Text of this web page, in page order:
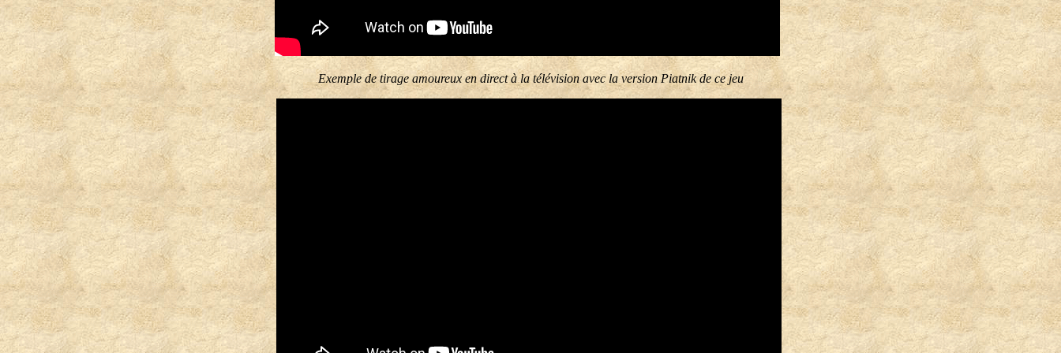
Exemple de tirage amoureux en direct à la télévision avec la version Piatnik de ce jeu